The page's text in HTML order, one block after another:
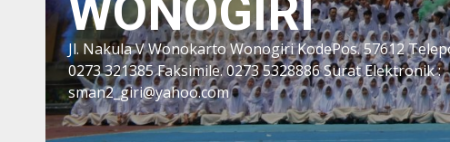
WONOGIRI
Jl. Nakula V Wonokarto Wonogiri KodePos. 57612
0273 321385 Faksimile. 0273 5328886 Surat Elektronik :
sman2_giri@yahoo.com